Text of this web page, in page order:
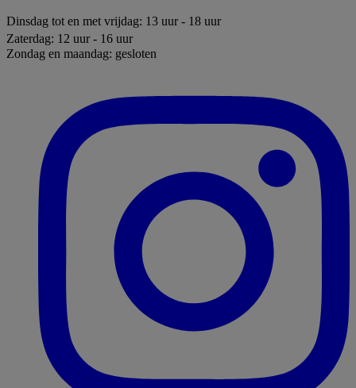
Dinsdag tot en met vrijdag: 13 uur - 18 uur
Zaterdag: 12 uur - 16 uur
Zondag en maandag: gesloten